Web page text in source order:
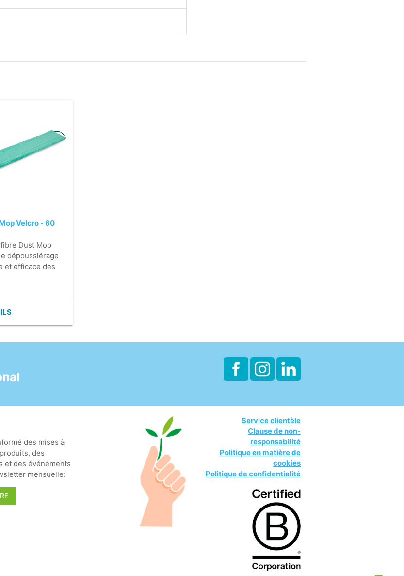
Velcro - 60
Dust Mop
dépoussiérage
et efficace des
de sol
capacité
peut être
reprises.
grâce au
pour
de la
efficace
au code couleur.
des mises à
des
et des événements
mensuelle:
Service clientèle
Clause de non-
responsabilité
Politique en matière de
cookies
Politique de confidentialité